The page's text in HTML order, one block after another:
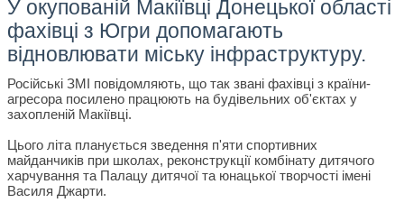
У окупованій Макіївці Донецької області
фахівці з Югри допомагають
відновлювати міську інфраструктуру.
Російські ЗМІ повідомляють, що так звані фахівці з країни-
агресора посилено працюють на будівельних об'єктах у
захопленій Макіївці.
Цього літа планується зведення п'яти спортивних
майданчиків при школах, реконструкції комбінату дитячого
харчування та Палацу дитячої та юнацької творчості імені
Василя Джарти.